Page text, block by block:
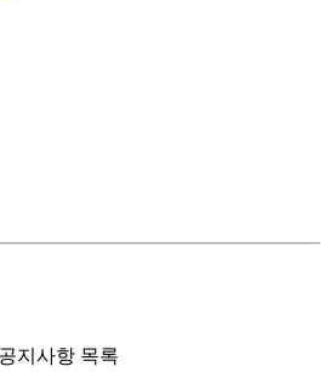
공지사항 목록